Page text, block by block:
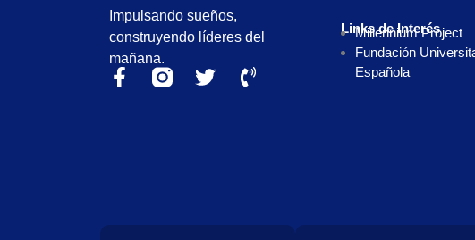
Impulsando sueños,
construyendo líderes del
mañana.
Links de Interés
Millennium Project
Fundación
Española